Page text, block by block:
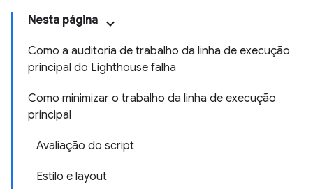
Nesta página
Como a auditoria de trabalho da linha de execução
principal do Lighthouse falha
Como minimizar o trabalho da linha de execução
principal
Avaliação do script
Estilo e layout